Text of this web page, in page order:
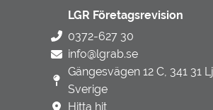
LGR Företagsrevision
0372-627 30
info@lgrab.se
Gängesvägen 12 C, 341 31
Sverige
Hitta hit